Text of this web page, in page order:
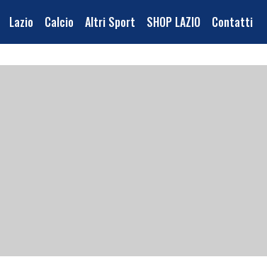
Lazio Calcio Altri Sport SHOP LAZIO Contatti